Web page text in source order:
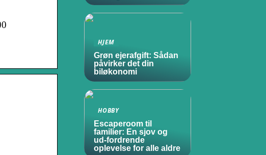
HJEM
Grøn ejerafgift: Sådan
påvirker det din
biløkonomi
HOBBY
Escaperoom til
familier: En sjov og
ud-fordrende
oplevelse for alle aldre